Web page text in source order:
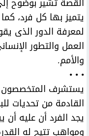
يتميز بها كل فرد،
لمعرفة الدور الذى
العمل والتطور
والأمم.
• • •
يستشرف المتخصصون
القادمة من تحديات
يجد الفرد أن عليه
ومواهب تتيح له